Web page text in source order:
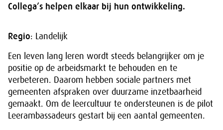
Collega’s helpen elkaar bij hun ontwikkeling.
Regio: Landelijk
Een leven lang leren wordt steeds belangrijker om je
positie op de arbeidsmarkt te behouden en te
verbeteren. Daarom hebben sociale partners met
gemeenten afspraken over duurzame inzetbaarheid
gemaakt. Om de leercultuur te ondersteunen is de pilot
Leerambassadeurs gestart bij een aantal gemeenten.